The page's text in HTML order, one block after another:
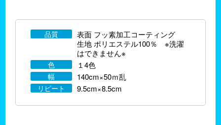
品質
表面 フッ素加工コーティング
生地 ポリエステル100％ ※洗濯
はできません※
色 １4色
幅 140cm×50ｍ乱
リピート 9.5cm×8.5cm